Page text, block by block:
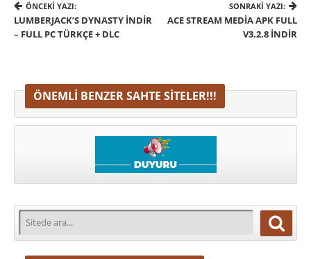
ÖNCEKI YAZI:
LUMBERJACK’S DYNASTY İNDIR
– FULL PC TÜRKÇE + DLC
SONRAKI YAZI:
ACE STREAM MEDIA APK FULL
V3.2.8 İNDIR
ÖNEMLI BENZER SAHTE SITELER!!!